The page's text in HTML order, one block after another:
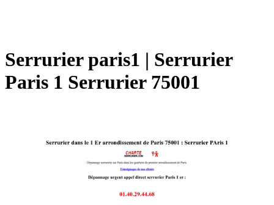
Serrurier paris1 | Serrurier
Paris 1 Serrurier 75001